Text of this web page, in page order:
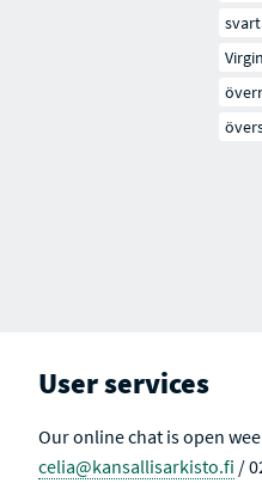
User services
Our online chat is open
celia@kansallisarkisto.fi /